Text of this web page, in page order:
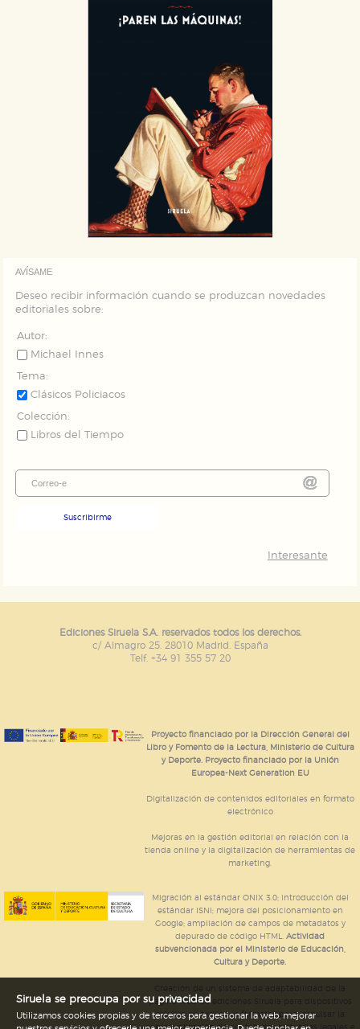
AVÍSAME
Deseo recibir información cuando se produzcan novedades
editoriales sobre:
Autor:
Michael Innes
Tema:
Clásicos Policiacos
Colección:
Libros del Tiempo
Suscribirme
Interesante
Ediciones Siruela S.A. reservados todos los derechos.
c/ Almagro 25. 28010 Madrid. España
Telf. +34 91 355 57 20
Proyecto financiado por la Dirección General del
Libro y Fomento de la Lectura, Ministerio de Cultura
y Deporte. Proyecto financiado por la Unión
Europea-Next Generation EU
Digitalización de contenidos editoriales en formato
electrónico
Mejoras en la gestión editorial en relación con la
tienda online y la digitalización de herramientas de
marketing.
Migración al estándar ONIX 3.0; introducción del
estándar ISNI; mejora del posicionamiento en
Google; ampliación de campos de metadatos y
depurado de código HTML.Actividad
subvencionada por el Ministerio de Educación,
Cultura y Deporte.
página web de ediciones Siruela para dispositivos
móviles en todos sus formatos para impulsar la
Siruela se preocupa por su privacidad
Utilizamos cookies propias y de terceros para gestionar la web, mejorar
Estas cookies se utilizan para mejorar su experiencia
de navegación y optimizar el funcionamiento de
nuestro sitio web. Almacenan configuraciones de
Cookies de publicidad y redes sociales
Estas cookies son gestionadas por nuestros socios
publicitarios y se utilizan para mostrar publicidad
relevante para sus intereses en otros sitios. No
almacenan directamente información personal sino
que se basan en la identificación única de su
navegador y dispositivo de internet.
GUARDAR CONFIGURACIÓN
Puede consultar nuestra